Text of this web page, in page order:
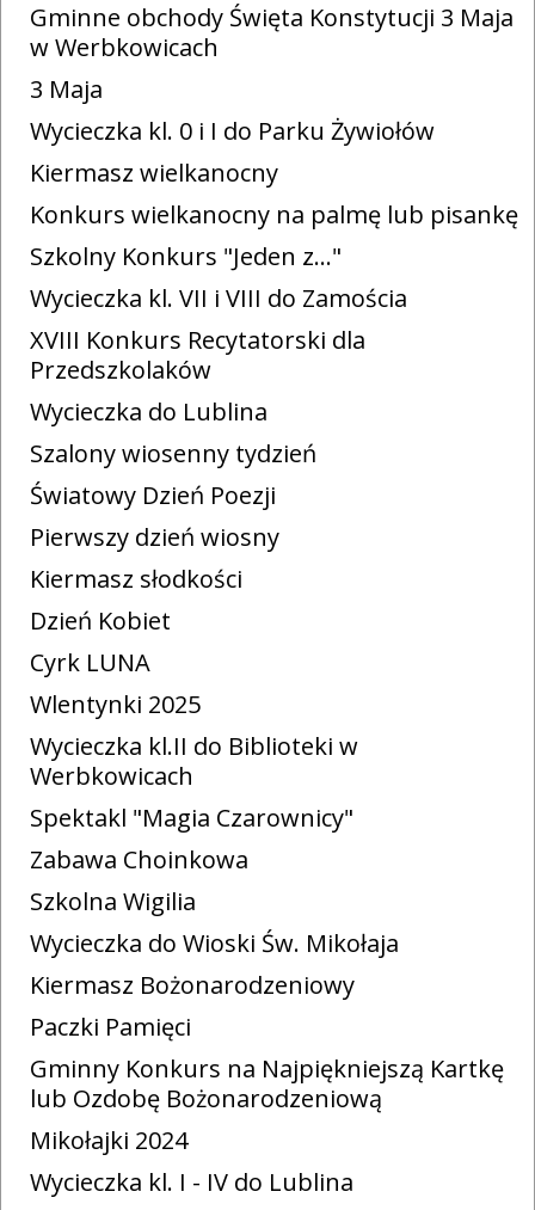
Gminne obchody Święta Konstytucji 3 Maja
w Werbkowicach
3 Maja
Wycieczka kl. 0 i I do Parku Żywiołów
Kiermasz wielkanocny
Konkurs wielkanocny na palmę lub pisankę
Szkolny Konkurs "Jeden z..."
Wycieczka kl. VII i VIII do Zamościa
XVIII Konkurs Recytatorski dla
Przedszkolaków
Wycieczka do Lublina
Szalony wiosenny tydzień
Światowy Dzień Poezji
Pierwszy dzień wiosny
Kiermasz słodkości
Dzień Kobiet
Cyrk LUNA
Wlentynki 2025
Wycieczka kl.II do Biblioteki w
Werbkowicach
Spektakl "Magia Czarownicy"
Zabawa Choinkowa
Szkolna Wigilia
Wycieczka do Wioski Św. Mikołaja
Kiermasz Bożonarodzeniowy
Paczki Pamięci
Gminny Konkurs na Najpiękniejszą Kartkę
lub Ozdobę Bożonarodzeniową
Mikołajki 2024
Wycieczka kl. I - IV do Lublina